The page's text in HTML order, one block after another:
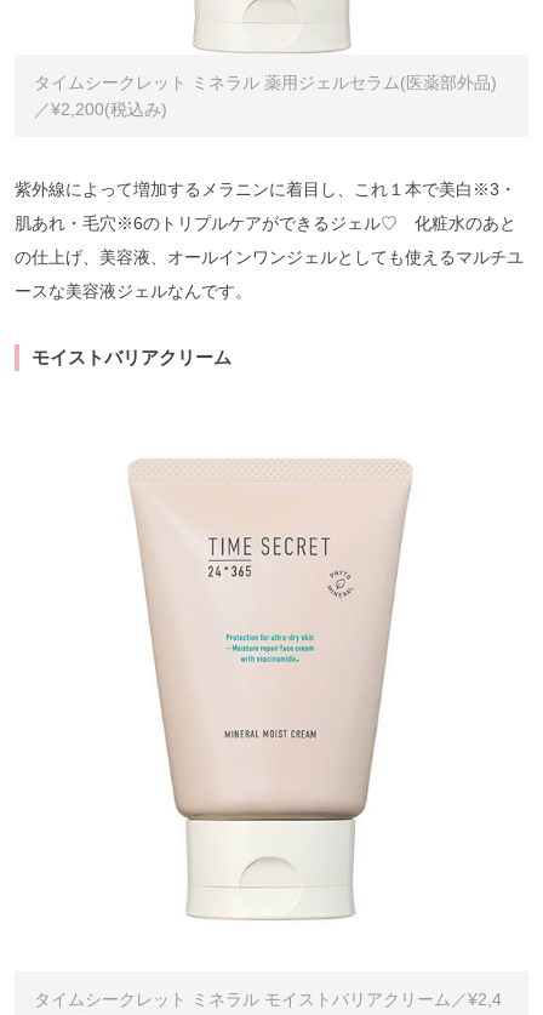
タイムシークレット ミネラル 薬用ジェルセラム(医薬部外品)
／¥2,200(税込み)
紫外線によって増加するメラニンに着目し、これ１本で美白※3・
肌あれ・毛穴※6のトリプルケアができるジェル♡ 化粧水のあと
の仕上げ、美容液、オールインワンジェルとしても使えるマルチユ
ースな美容液ジェルなんです。
モイストバリアクリーム
タイムシークレット ミネラル モイストバリアクリーム／¥2,4